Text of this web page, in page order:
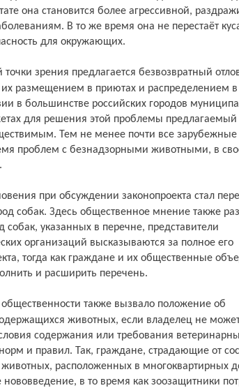
она становится более агрессивной,
В то же время она не перестаёт
для окружающих.
размещением в приютах и распределением
в большин­стве российских городов
для решения этой проблемы предлагаемый
Тем не менее почти все
проблем с безнадзорными животными, в
собак. Здесь общественное мнение также
собак, указанных в перечне, представители
организаций высказываются за полное его
тогда как граждане и их общественные
и расширить перечень.
животных, если владелец не
содержания или требования
и правил. Так, граждане, страдающие от
расположенных в многоквартирных
в то время как зоозащитники